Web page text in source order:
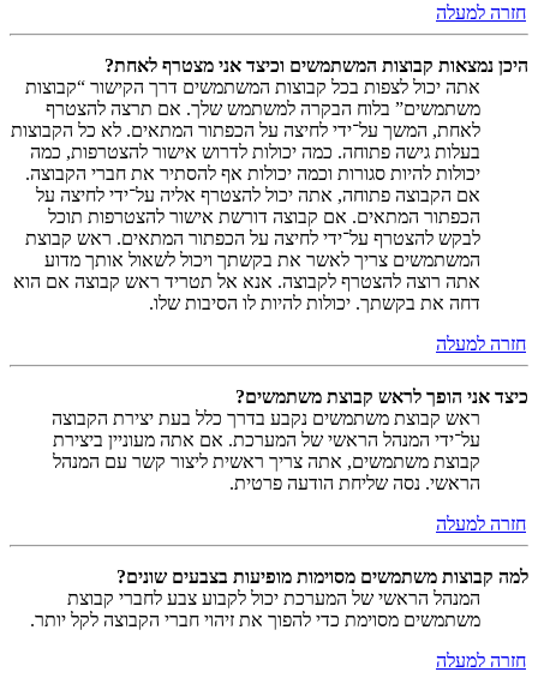
חזרה למעלה
היכן נמצאות קבוצות המשתמשים וכיצד אני מצטרף לאחת?
אתה יכול לצפות בכל קבוצות המשתמשים דרך הקישור “קבוצות
משתמשים” בלוח הבקרה למשתמש שלך. אם תרצה להצטרף
לאחת, המשך על־ידי לחיצה על הכפתור המתאים. לא כל הקבוצות
בעלות גישה פתוחה. כמה יכולות לדרוש אישור להצטרפות, כמה
יכולות להיות סגורות וכמה יכולות אף להסתיר את חברי הקבוצה.
אם הקבוצה פתוחה, אתה יכול להצטרף אליה על־ידי לחיצה על
הכפתור המתאים. אם קבוצה דורשת אישור להצטרפות תוכל
לבקש להצטרף על־ידי לחיצה על הכפתור המתאים. ראש קבוצת
המשתמשים צריך לאשר את בקשתך ויכול לשאול אותך מדוע
אתה רוצה להצטרף לקבוצה. אנא אל תטריד ראש קבוצה אם הוא
דחה את בקשתך. יכולות להיות לו הסיבות שלו.
חזרה למעלה
כיצד אני הופך לראש קבוצת משתמשים?
ראש קבוצת משתמשים נקבע בדרך כלל בעת יצירת הקבוצה
על־ידי המנהל הראשי של המערכת. אם אתה מעוניין ביצירת
קבוצת משתמשים, אתה צריך ראשית ליצור קשר עם המנהל
הראשי. נסה שליחת הודעה פרטית.
חזרה למעלה
למה קבוצות משתמשים מסוימות מופיעות בצבעים שונים?
המנהל הראשי של המערכת יכול לקבוע צבע לחברי קבוצת
משתמשים מסוימת כדי להפוך את זיהוי חברי הקבוצה לקל יותר.
חזרה למעלה